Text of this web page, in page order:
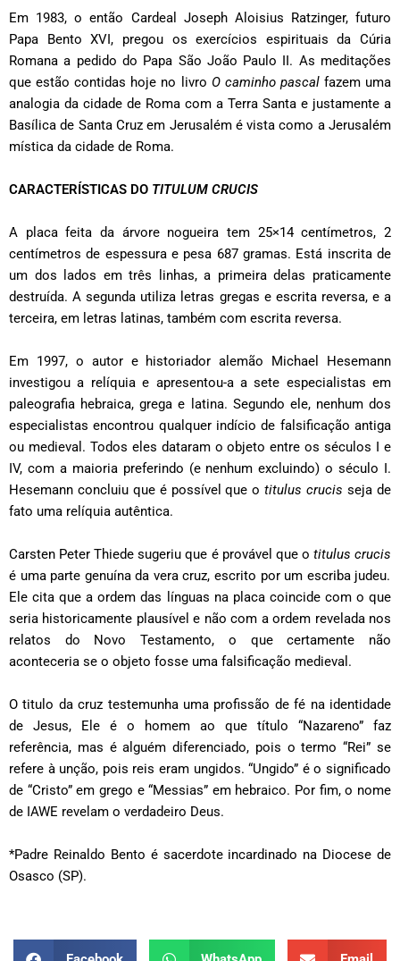
Em 1983, o então Cardeal Joseph Aloisius Ratzinger, futuro
Papa Bento XVI, pregou os exercícios espirituais da Cúria
Romana a pedido do Papa São João Paulo II. As meditações
que estão contidas hoje no livro O caminho pascalfazem uma
analogia da cidade de Roma com a Terra Santa e justamente a
Basílica de Santa Cruz em Jerusalém é vista como a Jerusalém
mística da cidade de Roma.
CARACTERÍSTICAS DO TITULUM CRUCIS
A placa feita da árvore nogueira tem 25×14 centímetros, 2
centímetros de espessura e pesa 687 gramas. Está inscrita de
um dos lados em três linhas, a primeira delas praticamente
destruída. A segunda utiliza letras gregas e escrita reversa, e a
terceira, em letras latinas, também com escrita reversa.
Em 1997, o autor e historiador alemão Michael Hesemann
investigou a relíquia e apresentou-a a sete especialistas em
paleografia hebraica, grega e latina. Segundo ele, nenhum dos
especialistas encontrou qualquer indício de falsificação antiga
ou medieval. Todos eles dataram o objeto entre os séculos I e
IV, com a maioria preferindo (e nenhum excluindo) o século I.
Hesemann concluiu que é possível que otitulus crucis seja de
fato uma relíquia autêntica.
Carsten Peter Thiede sugeriu que é provável que o titulus crucis
é uma parte genuína da vera cruz, escrito por um escriba judeu.
Ele cita que a ordem das línguas na placa coincide com o que
seria historicamente plausível e não com a ordem revelada nos
relatos do Novo Testamento, o que certamente não
aconteceria se o objeto fosse uma falsificação medieval.
O titulo da cruz testemunha uma profissão de fé na identidade
de Jesus, Ele é o homem ao que título “Nazareno” faz
referência, mas é alguém diferenciado, pois o termo “Rei” se
refere à unção, pois reis eram ungidos. “Ungido” é o significado
de “Cristo” em grego e “Messias” em hebraico. Por fim, o nome
de IAWE revelam o verdadeiro Deus.
*Padre Reinaldo Bento é sacerdote incardinado na Diocese de
Osasco (SP).